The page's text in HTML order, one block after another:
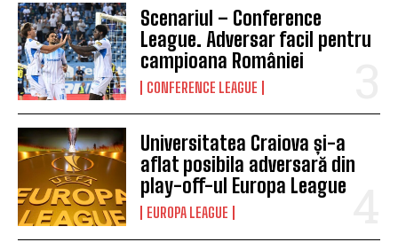
Scenariul – Conference
League. Adversar facil pentru
campioana României
CONFERENCE LEAGUE
Universitatea Craiova și-a
aflat posibila adversară din
play-off-ul Europa League
EUROPA LEAGUE